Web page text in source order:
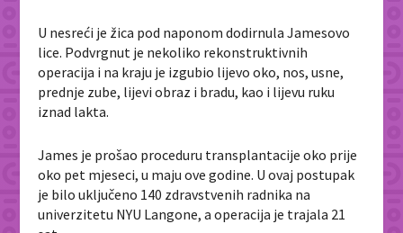
U nesreći je žica pod naponom dodirnula Jamesovo
lice. Podvrgnut je nekoliko rekonstruktivnih
operacija i na kraju je izgubio lijevo oko, nos, usne,
prednje zube, lijevi obraz i bradu, kao i lijevu ruku
iznad lakta.
James je prošao proceduru transplantacije oko prije
oko pet mjeseci, u maju ove godine. U ovaj postupak
je bilo uključeno 140 zdravstvenih radnika na
univerzitetu NYU Langone, a operacija je trajala 21